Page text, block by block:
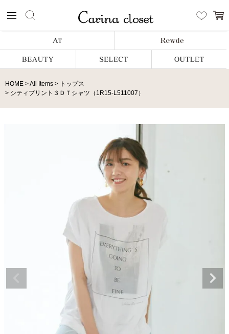
HOME All Items
トップス
シティプリント３ＤＴシャツ（1R15-L511007）